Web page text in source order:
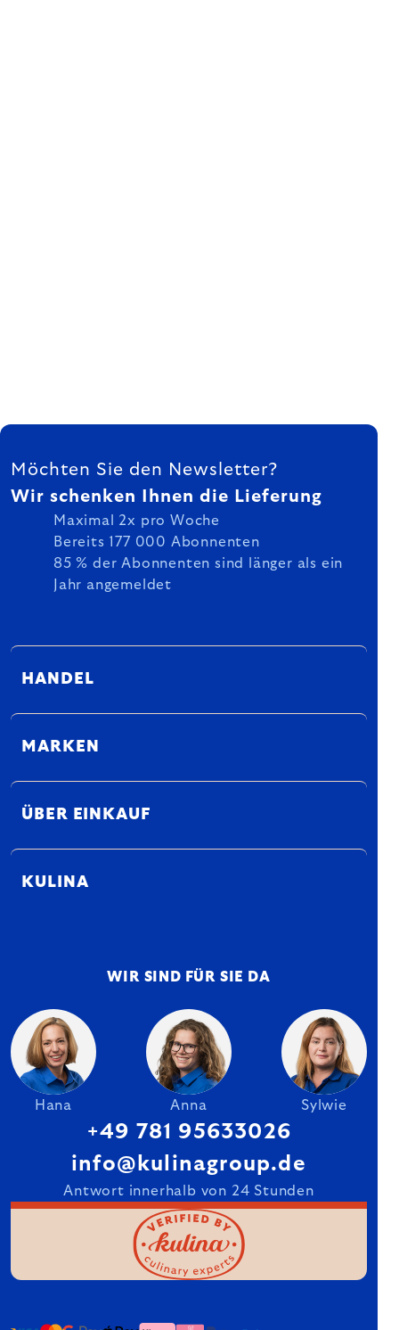
FUSSZEILE
Möchten Sie den Newsletter?
Wir schenken Ihnen die Lieferung
Maximal 2x pro Woche
Bereits 177 000 Abonnenten
85 % der Abonnenten sind länger als ein
Jahr angemeldet
HANDEL
MARKEN
ÜBER EINKAUF
KULINA
WIR SIND FÜR SIE DA
Hana Anna Sylwie
+49 781 95633026
info@kulinagroup.de
Antwort innerhalb von 24 Stunden